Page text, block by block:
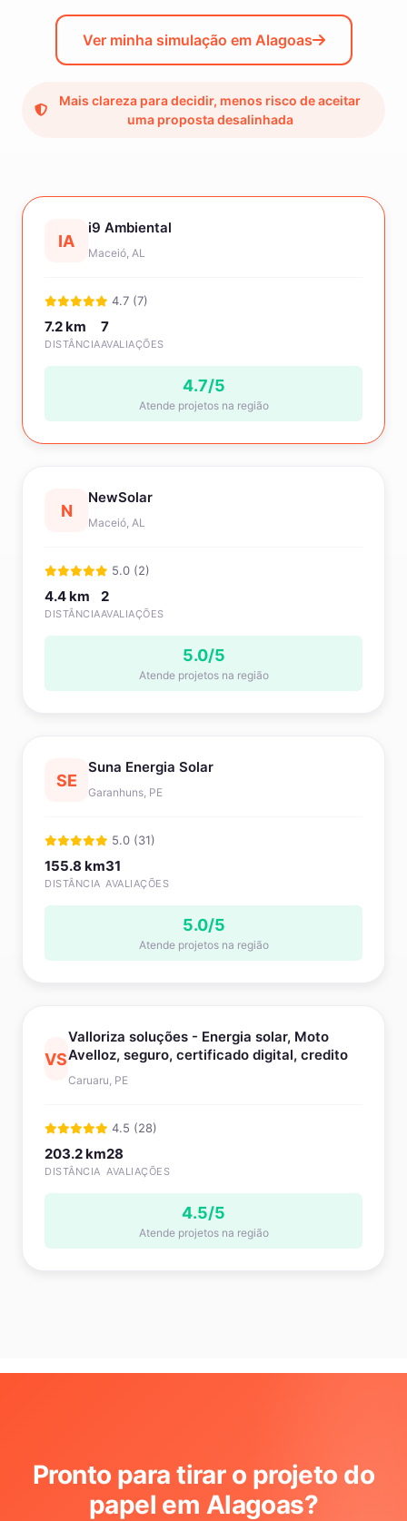
IA
i9 Ambiental
Maceió, AL
4.7 (7)
7.2 km
DISTÂNCIA
7
AVALIAÇÕES
4.7/5
Atende projetos na região
N
NewSolar
Maceió, AL
5.0 (2)
4.4 km
DISTÂNCIA
2
AVALIAÇÕES
5.0/5
Atende projetos na região
SE
Suna Energia Solar
Garanhuns, PE
5.0 (31)
155.8 km
DISTÂNCIA
31
AVALIAÇÕES
5.0/5
Atende projetos na região
VS
Valloriza soluções - Energia solar, Moto
Avelloz, seguro, certificado digital, credito
Caruaru, PE
4.5 (28)
203.2 km
DISTÂNCIA
28
AVALIAÇÕES
4.5/5
Atende projetos na região
Ver minha simulação em Alagoas
Mais clareza para decidir, menos risco de aceitar
uma proposta desalinhada
Pronto para tirar o projeto do
papel em Alagoas?